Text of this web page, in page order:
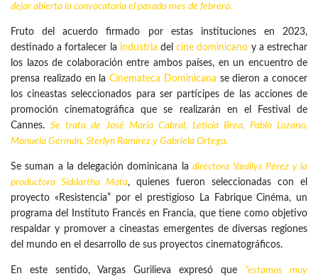
dejar abierta la convocatoria el pasado mes de febrero.
Fruto del acuerdo firmado por estas instituciones en 2023,
destinado a fortalecer la industria delcine dominicano y a estrechar
los lazos de colaboración entre ambos países, en un encuentro de
prensa realizado en laCinemateca Dominicana se dieron a conocer
los cineastas seleccionados para ser partícipes de las acciones de
promoción cinematográfica que se realizarán en el Festival de
Cannes. Se trata de José María Cabral, Leticia Brea, Pablo Lozano,
Manuela Germán, Sterlyn Ramírez y Gabriela Ortega.
Se suman a la delegación dominicana la directora Yanillys Pérez y la
productora Siddartha Mata, quienes fueron seleccionadas con el
proyecto «Resistencia” por el prestigioso La Fabrique Cinéma, un
programa del Instituto Francés en Francia, que tiene como objetivo
respaldar y promover a cineastas emergentes de diversas regiones
del mundo en el desarrollo de sus proyectos cinematográficos.
En este sentido, Vargas Gurilieva expresó que “estamos muy